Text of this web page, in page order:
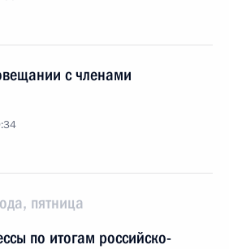
с членами
пятница
по итогам российско-